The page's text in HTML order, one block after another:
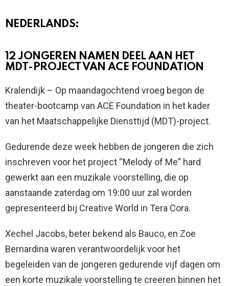
NEDERLANDS:
12 JONGEREN NAMEN DEEL AAN HET
MDT-PROJECT VAN ACE FOUNDATION
Kralendijk – Op maandagochtend vroeg begon de
theater-bootcamp van ACE Foundation in het kader
van het Maatschappelijke Diensttijd (MDT)-project.
Gedurende deze week hebben de jongeren die zich
inschreven voor het project “Melody of Me” hard
gewerkt aan een muzikale voorstelling, die op
aanstaande zaterdag om 19:00 uur zal worden
gepresenteerd bij Creative World in Tera Cora.
Xechel Jacobs, beter bekend als Bauco, en Zoe
Bernardina waren verantwoordelijk voor het
begeleiden van de jongeren gedurende vijf dagen om
een korte muzikale voorstelling te creëren binnen het